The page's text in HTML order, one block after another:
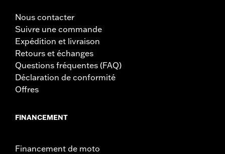
Nous contacter
Suivre une commande
Expédition et livraison
Retours et échanges
Questions fréquentes (FAQ)
Déclaration de conformité
Offres
FINANCEMENT
Financement de moto